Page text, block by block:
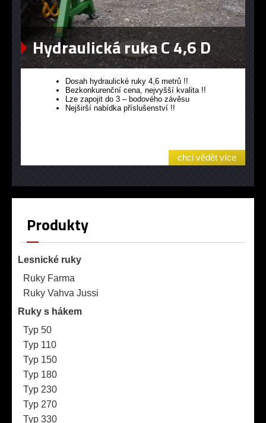
Hydraulická ruka C 4,6 D
Dosah hydraulické ruky 4,6 metrů !!
Bezkonkurenční cena, nejvyšší kvalita !!
Lze zapojit do 3 – bodového závěsu
Nejširší nabídka příslušenství !!
chci vědět více
Produkty
Lesnické ruky
Ruky Farma
Ruky Vahva Jussi
Ruky s hákem
Typ 50
Typ 110
Typ 150
Typ 180
Typ 230
Typ 270
Typ 330